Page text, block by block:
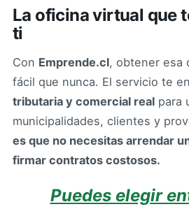
La oficina virtual que
ti
Con Emprende.cl, obtener esa
fácil que nunca. El servicio te
tributaria y comercial real para
municipalidades, clientes y
es que no necesitas arrendar
firmar contratos costosos.
Puedes elegir